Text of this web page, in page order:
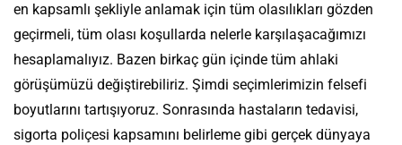
en kapsamlı şekliyle anlamak için tüm olasılıkları gözden
geçirmeli, tüm olası koşullarda nelerle karşılaşacağımızı
hesaplamalıyız. Bazen birkaç gün içinde tüm ahlaki
görüşümüzü değiştirebiliriz. Şimdi seçimlerimizin felsefi
boyutlarını tartışıyoruz. Sonrasında hastaların tedavisi,
sigorta poliçesi kapsamını belirleme gibi gerçek dünyaya